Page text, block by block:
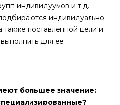
индивидуумов и т.д.
индивидуально
также поставленной цели и
для ее
большее значение: